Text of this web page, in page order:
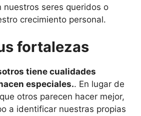
nuestros seres queridos o
crecimiento personal.
fortalezas
tiene cualidades
especiales.. En lugar de
otros parecen hacer mejor,
a identificar nuestras propias